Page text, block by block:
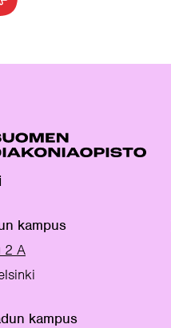
kampus
2 A
kampus